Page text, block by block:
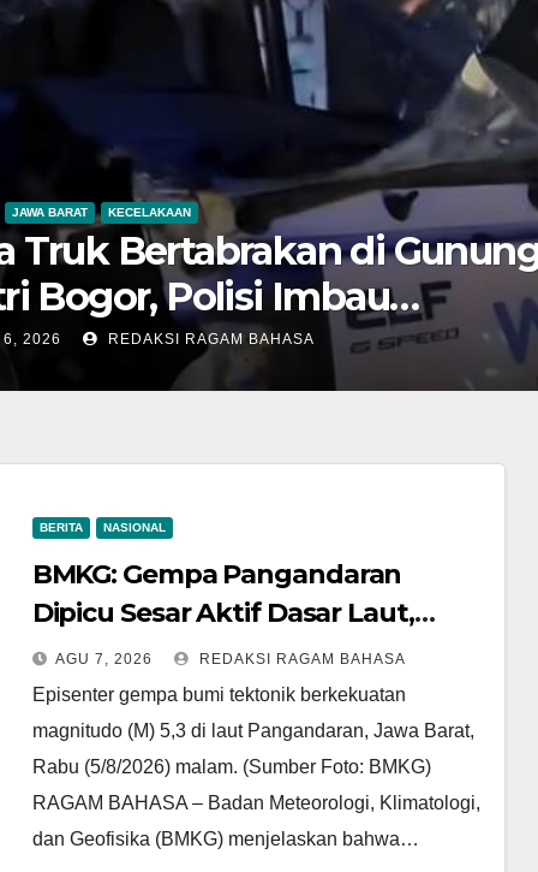
NASIONAL
Gempa Pangandaran
Aktif Dasar Laut,
hingga Sukabumi
7, 2026 REDAKSI RAGAM BAHASA
BERITA NASIONAL
BMKG: Gempa Pangandaran
Dipicu Sesar Aktif Dasar Laut,
Getarannya Terasa hingga
Sukabumi
AGU 7, 2026 REDAKSI RAGAM BAHASA
Episenter gempa bumi tektonik berkekuatan
magnitudo (M) 5,3 di laut Pangandaran, Jawa Barat,
Rabu (5/8/2026) malam. (Sumber Foto: BMKG)
RAGAM BAHASA – Badan Meteorologi, Klimatologi,
dan Geofisika (BMKG) menjelaskan bahwa…